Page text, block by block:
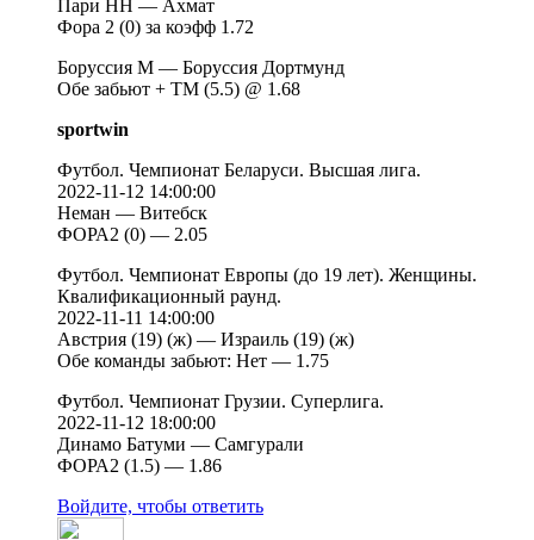
Пари НН — Ахмат
Фора 2 (0) за коэфф 1.72
Боруссия М — Боруссия Дортмунд
Обе забьют + ТМ (5.5) @ 1.68
sportwin
Футбол. Чемпионат Беларуси. Высшая лига.
2022-11-12 14:00:00
Неман — Витебск
ФОРА2 (0) — 2.05
Футбол. Чемпионат Европы (до 19 лет). Женщины.
Квалификационный раунд.
2022-11-11 14:00:00
Австрия (19) (ж) — Израиль (19) (ж)
Обе команды забьют: Нет — 1.75
Футбол. Чемпионат Грузии. Суперлига.
2022-11-12 18:00:00
Динамо Батуми — Самгурали
ФОРА2 (1.5) — 1.86
Войдите, чтобы ответить